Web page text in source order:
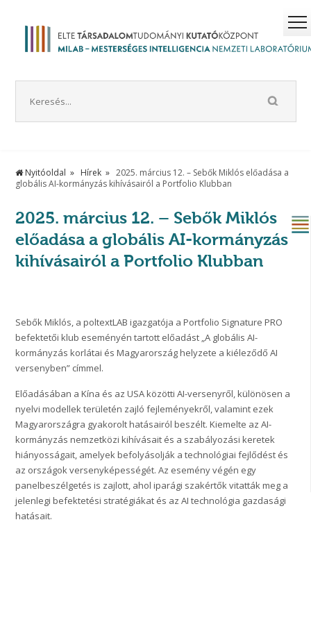
Nyitóoldal Hírek
2025. március 12. – Sebők Miklós előadása a
globális AI-kormányzás kihívásairól a Portfolio Klubban
2025. március 12. – Sebők Miklós
előadása a globális AI-kormányzás
kihívásairól a Portfolio Klubban
Sebők Miklós, a poltextLAB igazgatója a Portfolio Signature PRO
befektetői klub eseményén tartott előadást „A globális AI-
kormányzás korlátai és Magyarország helyzete a kiéleződő AI
versenyben” címmel.
Előadásában a Kína és az USA közötti AI-versenyről, különösen a
nyelvi modellek területén zajló fejleményekről, valamint ezek
Magyarországra gyakorolt hatásairól beszélt. Kiemelte az AI-
kormányzás nemzetközi kihívásait és a szabályozási keretek
hiányosságait, amelyek befolyásolják a technológiai fejlődést és
az országok versenyképességét. Az esemény végén egy
panelbeszélgetés is zajlott, ahol iparági szakértők vitatták meg a
jelenlegi befektetési stratégiákat és az AI technológia gazdasági
hatásait.